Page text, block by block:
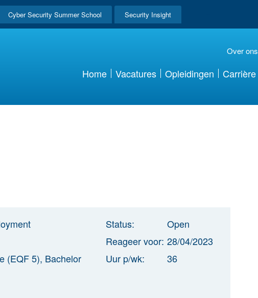
Cyber Security Summer School Security Insight
Over ons
Home Vacatures Opleidingen Carrière
(EQF 5), Bachelor
Status:
Open
Reageer voor: 28/04/2023
Uur p/wk:
36